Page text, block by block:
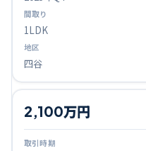
1LDK
四谷
2,100万円